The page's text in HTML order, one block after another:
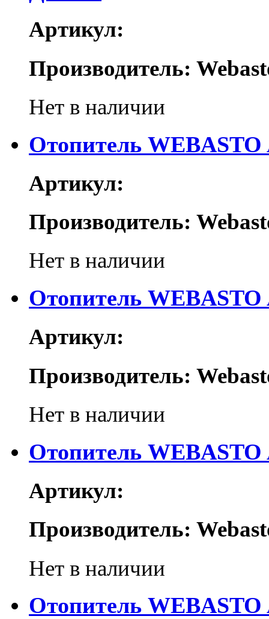
Артикул:
Производитель:
Нет в наличии
Отопитель WEBASTO
Артикул:
Производитель:
Нет в наличии
Отопитель WEBASTO
Артикул:
Производитель:
Нет в наличии
Отопитель
Артикул:
Производитель:
Нет в наличии
Отопитель